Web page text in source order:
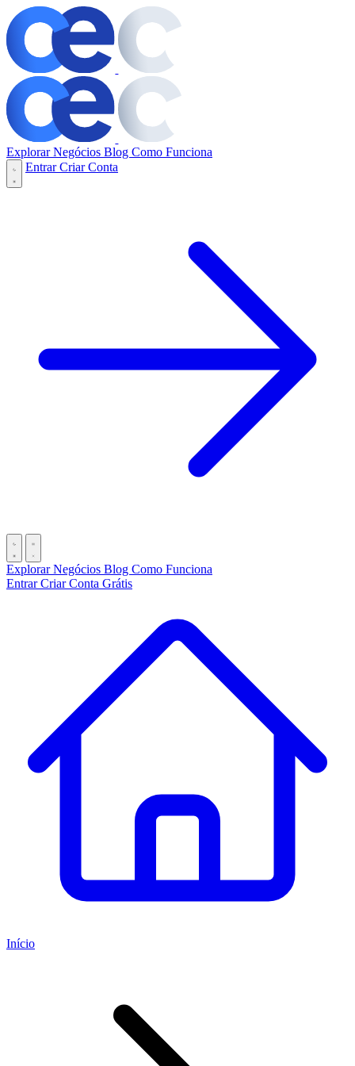
Explorar Negócios Blog Como Funciona
EntrarCriar Conta
Explorar Negócios Blog Como Funciona
EntrarCriar Conta Grátis
Início